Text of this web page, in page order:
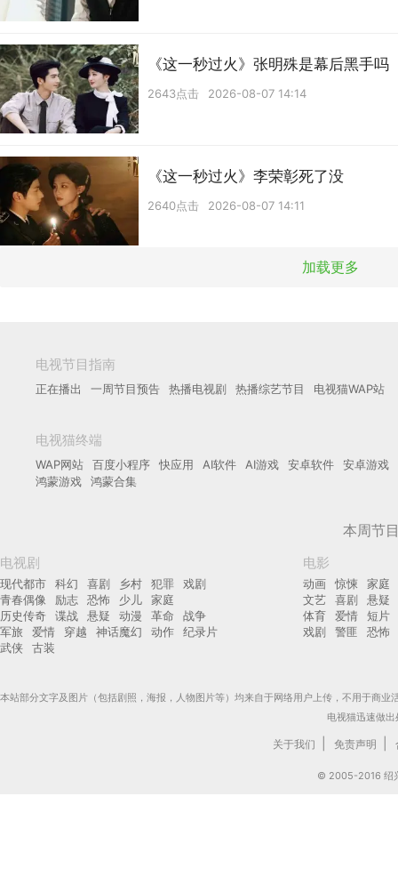
《这一秒过火》张明殊是幕后黑手吗
2643点击 2026-08-07 14:14
《这一秒过火》李荣彰死了没
2640点击 2026-08-07 14:11
加载更多
电视节目指南
正在播出 一周节目预告 热播电视剧 热播综艺节目 电视猫WAP站
电视猫终端
WAP网站 百度小程序 快应用 AI软件 AI游戏 安卓软件
安卓游戏
鸿蒙游戏
鸿蒙合集
本周节
电视剧
现代都市 科幻 喜剧 乡村 犯罪
戏剧
青春偶像
励志 恐怖 少儿
家庭
历史传奇
谍战 悬疑 动漫 革命
战争
军旅
爱情 穿越 神话魔幻 动作
纪录片
武侠
古装
电影
动画 惊悚
家庭
文艺
喜剧
悬疑
体育
爱情
短片
戏剧
警匪 恐怖
本站部分文字及图片（包括剧照，海报，人物图片等）均来自于网络用户上传，不用于商
电视猫迅速做
关于我们 免责声明
© 2005-2016 绍